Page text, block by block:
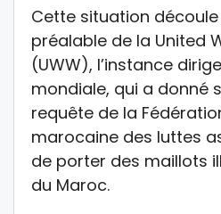
Cette situation découle
préalable de la United
(UWW), l’instance
mondiale, qui a donné
requête de la
marocaine des luttes
de porter des maillots
du Maroc.